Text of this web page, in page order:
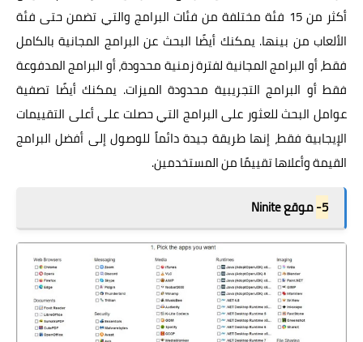
أكثر من 15 فئة مختلفة من فئات البرامج والتي تضمن حتى فئة
الألعاب من بينها. يمكنك أيضًا البحث عن البرامج المجانية بالكامل
فقط، أو البرامج المجانية لفترة زمنية محدودة، أو البرامج المدفوعة
فقط أو البرامج التجريبية محدودة الميزات. يمكنك أيضًا تصفية
عوامل البحث للعثور على البرامج التي حصلت على أعلى التقييمات
الإيجابية فقط، إنها طريقة جيدة دائماً للوصول إلى أفضل البرامج
القيمة وأعلاها تقييمًا من المستخدمين.
5- موقع Ninite